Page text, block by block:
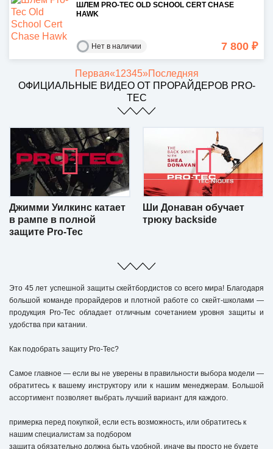
ШЛЕМ PRO-TEC OLD SCHOOL CERT CHASE
HAWK
Нет в наличии 7 800 ₽
Первая«12345»Последняя
ОФИЦИАЛЬНЫЕ ВИДЕО ОТ ПРОРАЙДЕРОВ PRO-
TEC
Джимми Уилкинс катает
в рампе в полной
защите Pro-Tec
Ши Донаван обучает
трюку backside
Это 45 лет успешной защиты скейтбордистов со всего мира! Благодаря
большой команде прорайдеров и плотной работе со скейт-школами —
продукция Pro-Tec обладает отличным сочетанием уровня защиты и
удобства при катании.
Как подобрать защиту Pro-Tec?
Самое главное — если вы не уверены в правильности выбора модели —
обратитесь к вашему инструктору или к нашим менеджерам. Большой
ассортимент позволяет выбрать лучший вариант для каждого.
примерка перед покупкой, если есть возможность, или обратитесь к
нашим специалистам за подбором
защита обязательно должна быть удобной, иначе вы просто не будете